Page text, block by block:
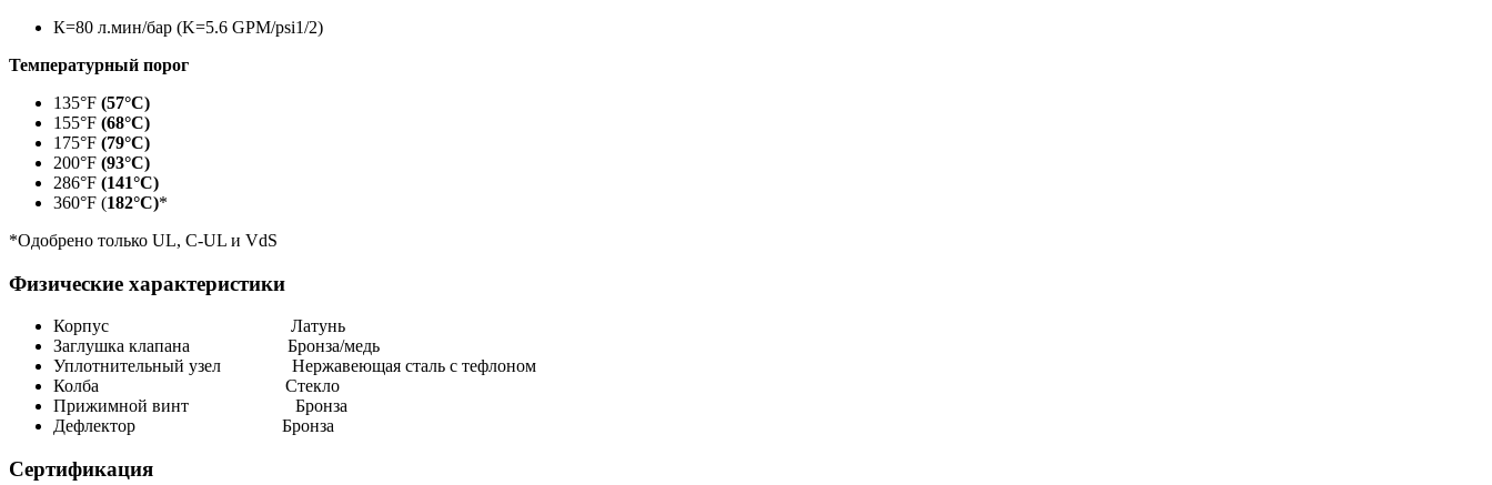
К=80 л.мин/бар (K=5.6 GPM/psi1/2)
Температурный порог
135°F (57°C)
155°F (68°C)
175°F (79°C)
200°F (93°C)
286°F (141°C)
360°F (182°C)*
*Одобрено только UL, C-UL и VdS
Физические характеристики
Корпус Латунь
Заглушка клапана Бронза/медь
Уплотнительный узел Нержавеющая сталь с тефлоном
Колба Стекло
Прижимной винт Бронза
Дефлектор Бронза
Сертификация